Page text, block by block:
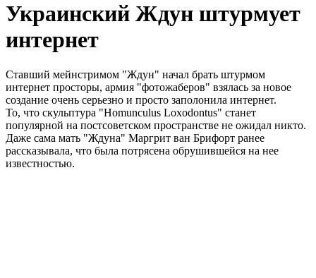
Украинский Ждун штурмует
интернет
Ставший мейнстримом "Ждун" начал брать штурмом
интернет просторы, армия "фотожаберов" взялась за новое
создание очень серьезно и просто заполонила интернет.
То, что скульптура "Homunculus Loxodontus" станет
популярной на постсоветском пространстве не ожидал никто.
Даже сама мать "Ждуна" Маргрит ван Брифорт ранее
рассказывала, что была потрясена обрушившейся на нее
известностью.